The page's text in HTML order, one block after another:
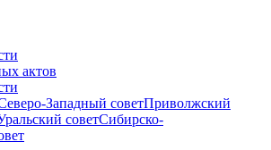
актов
Западный советПриволжский
советСибирско-